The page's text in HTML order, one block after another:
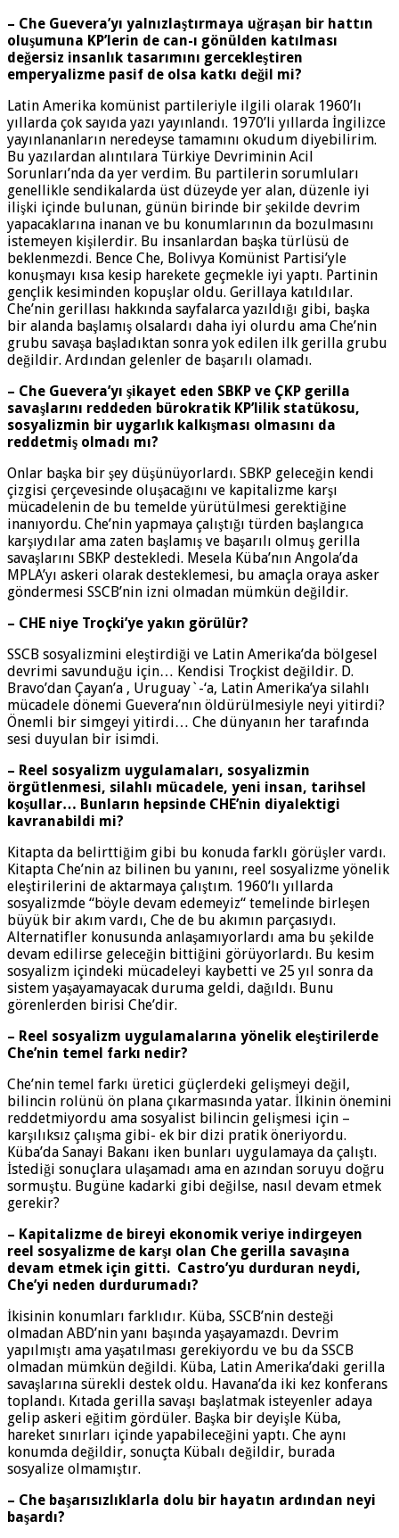
– Che Guevera’yı yalnızlaştırmaya uğraşan bir hattın
oluşumuna KP’lerin de can-ı gönülden katılması
değersiz insanlık tasarımını gercekleştiren
emperyalizme pasif de olsa katkı değil mi?
Latin Amerika komünist partileriyle ilgili olarak 1960’lı
yıllarda çok sayıda yazı yayınlandı. 1970’li yıllarda İngilizce
yayınlananların neredeyse tamamını okudum diyebilirim.
Bu yazılardan alıntılara Türkiye Devriminin Acil
Sorunları’nda da yer verdim. Bu partilerin sorumluları
genellikle sendikalarda üst düzeyde yer alan, düzenle iyi
ilişki içinde bulunan, günün birinde bir şekilde devrim
yapacaklarına inanan ve bu konumlarının da bozulmasını
istemeyen kişilerdir. Bu insanlardan başka türlüsü de
beklenmezdi. Bence Che, Bolivya Komünist Partisi’yle
konuşmayı kısa kesip harekete geçmekle iyi yaptı. Partinin
gençlik kesiminden kopuşlar oldu. Gerillaya katıldılar.
Che’nin gerillası hakkında sayfalarca yazıldığı gibi, başka
bir alanda başlamış olsalardı daha iyi olurdu ama Che’nin
grubu savaşa başladıktan sonra yok edilen ilk gerilla grubu
değildir. Ardından gelenler de başarılı olamadı.
– Che Guevera’yı şikayet eden SBKP ve ÇKP gerilla
savaşlarını reddeden bürokratik KP’lilik statükosu,
sosyalizmin bir uygarlık kalkışması olmasını da
reddetmiş olmadı mı?
Onlar başka bir şey düşünüyorlardı. SBKP geleceğin kendi
çizgisi çerçevesinde oluşacağını ve kapitalizme karşı
mücadelenin de bu temelde yürütülmesi gerektiğine
inanıyordu. Che’nin yapmaya çalıştığı türden başlangıca
karşıydılar ama zaten başlamış ve başarılı olmuş gerilla
savaşlarını SBKP destekledi. Mesela Küba’nın Angola’da
MPLA’yı askeri olarak desteklemesi, bu amaçla oraya asker
göndermesi SSCB’nin izni olmadan mümkün değildir.
– CHE niye Troçki’ye yakın görülür?
SSCB sosyalizmini eleştirdiği ve Latin Amerika’da bölgesel
devrimi savunduğu için… Kendisi Troçkist değildir. D.
Bravo’dan Çayan’a , Uruguay`-‘a, Latin Amerika’ya silahlı
mücadele dönemi Guevera’nın öldürülmesiyle neyi yitirdi?
Önemli bir simgeyi yitirdi… Che dünyanın her tarafında
sesi duyulan bir isimdi.
– Reel sosyalizm uygulamaları, sosyalizmin
örgütlenmesi, silahlı mücadele, yeni insan, tarihsel
koşullar… Bunların hepsinde CHE’nin diyalektigi
kavranabildi mi?
Kitapta da belirttiğim gibi bu konuda farklı görüşler vardı.
Kitapta Che’nin az bilinen bu yanını, reel sosyalizme yönelik
eleştirilerini de aktarmaya çalıştım. 1960’lı yıllarda
sosyalizmde “böyle devam edemeyiz“ temelinde birleşen
büyük bir akım vardı, Che de bu akımın parçasıydı.
Alternatifler konusunda anlaşamıyorlardı ama bu şekilde
devam edilirse geleceğin bittiğini görüyorlardı. Bu kesim
sosyalizm içindeki mücadeleyi kaybetti ve 25 yıl sonra da
sistem yaşayamayacak duruma geldi, dağıldı. Bunu
görenlerden birisi Che’dir.
– Reel sosyalizm uygulamalarına yönelik eleştirilerde
Che’nin temel farkı nedir?
Che’nin temel farkı üretici güçlerdeki gelişmeyi değil,
bilincin rolünü ön plana çıkarmasında yatar. İlkinin önemini
reddetmiyordu ama sosyalist bilincin gelişmesi için –
karşılıksız çalışma gibi- ek bir dizi pratik öneriyordu.
Küba’da Sanayi Bakanı iken bunları uygulamaya da çalıştı.
İstediği sonuçlara ulaşamadı ama en azından soruyu doğru
sormuştu. Bugüne kadarki gibi değilse, nasıl devam etmek
gerekir?
– Kapitalizme de bireyi ekonomik veriye indirgeyen
reel sosyalizme de karşı olan Che gerilla savaşına
devam etmek için gitti. Castro’yu durduran neydi,
Che’yi neden durdurumadı?
İkisinin konumları farklıdır. Küba, SSCB’nin desteği
olmadan ABD’nin yanı başında yaşayamazdı. Devrim
yapılmıştı ama yaşatılması gerekiyordu ve bu da SSCB
olmadan mümkün değildi. Küba, Latin Amerika’daki gerilla
savaşlarına sürekli destek oldu. Havana’da iki kez konferans
toplandı. Kıtada gerilla savaşı başlatmak isteyenler adaya
gelip askeri eğitim gördüler. Başka bir deyişle Küba,
hareket sınırları içinde yapabileceğini yaptı. Che aynı
konumda değildir, sonuçta Kübalı değildir, burada
sosyalize olmamıştır.
– Che başarısızlıklarla dolu bir hayatın ardından neyi
başardı?